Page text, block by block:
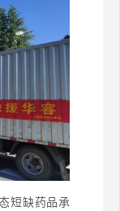
短缺药品承